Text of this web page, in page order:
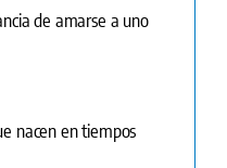
de amarse a uno
nacen en tiempos